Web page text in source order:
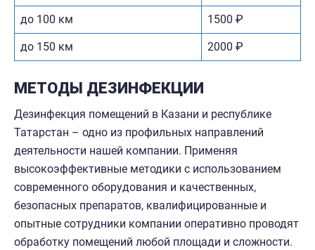
до 100 км 1500 ₽
до 150 км 2000 ₽
МЕТОДЫ ДЕЗИНФЕКЦИИ
Дезинфекция помещений в Казани и республике
Татарстан – одно из профильных направлений
деятельности нашей компании. Применяя
высокоэффективные методики с использованием
современного оборудования и качественных,
безопасных препаратов, квалифицированные и
опытные сотрудники компании оперативно проводят
обработку помещений любой площади и сложности.